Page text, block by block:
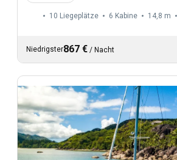
10 Liegeplätze 6 Kabine 14,8 m
Niedrigster867 € / Nacht